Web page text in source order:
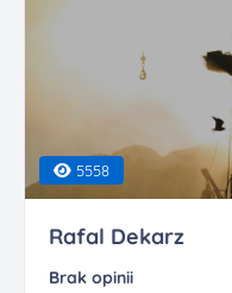
5558
Rafal Dekarz
Brak opinii